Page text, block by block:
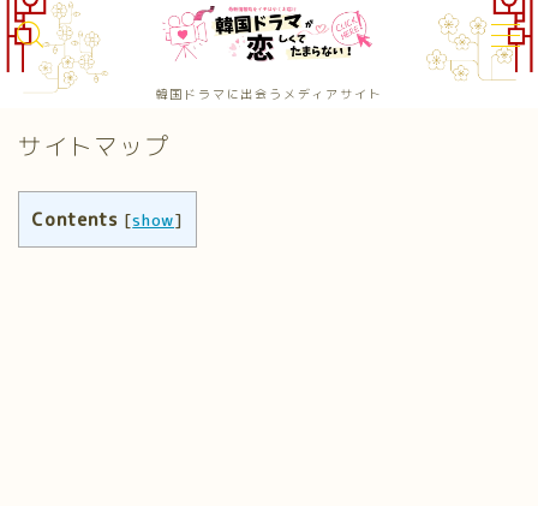
韓国ドラマに出会うメディアサイト
MENU
カテゴリー
プライバシーポリシー
サイトマップ
Contents [show]